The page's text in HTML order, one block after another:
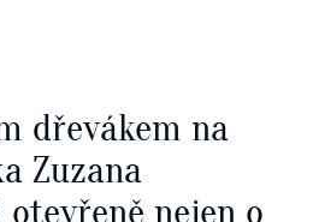
dřevákem na
Zuzana
nejen o